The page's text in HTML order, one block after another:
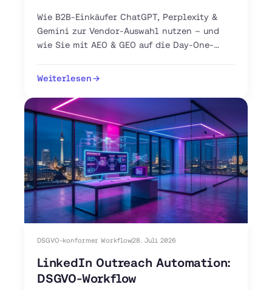
Wie B2B-Einkäufer ChatGPT, Perplexity &
Gemini zur Vendor-Auswahl nutzen – und
wie Sie mit AEO & GEO auf die Day-One-
Weiterlesen
DSGVO-konformer Workflow28. Juli 2026
LinkedIn Outreach Automation:
DSGVO-Workflow